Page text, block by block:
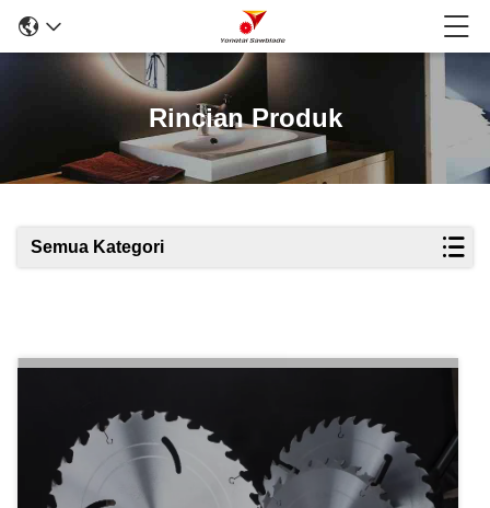
Rincian Produk
Semua Kategori